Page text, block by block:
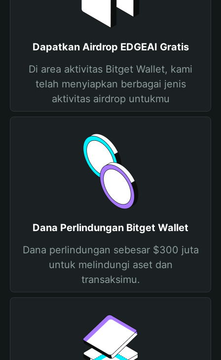
Dapatkan Airdrop EDGEAI Gratis
Di area aktivitas Bitget Wallet, kami
telah menyiapkan berbagai jenis
aktivitas airdrop untukmu
Dana Perlindungan Bitget Wallet
Dana perlindungan sebesar $300 juta
untuk melindungi aset dan
transaksimu.